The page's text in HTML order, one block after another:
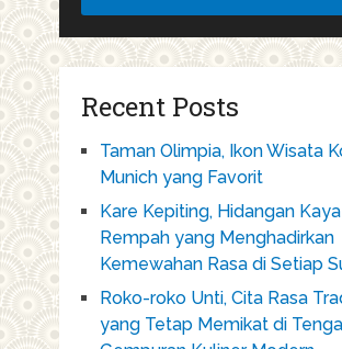
Recent Posts
Taman Olimpia, Ikon Wisata
Munich yang Favorit
Kare Kepiting, Hidangan Kaya
Rempah yang Menghadirkan
Kemewahan Rasa di Setiap
Roko-roko Unti, Cita Rasa
yang Tetap Memikat di